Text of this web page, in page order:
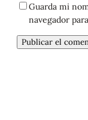
Guarda mi
navegador